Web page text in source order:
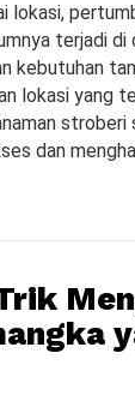
lokasi,
terjadi di
kebutuhan
lokasi yang
dan